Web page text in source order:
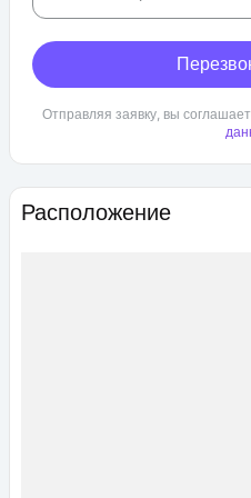
Расположение
Отправляя заявку, вы